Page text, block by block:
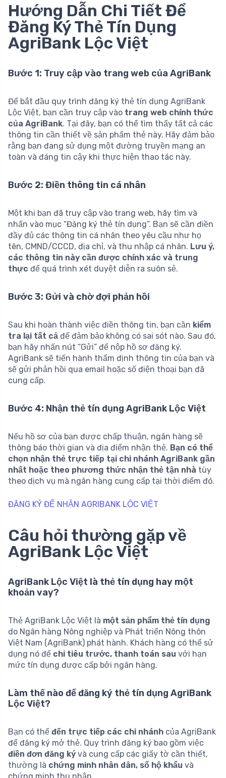
Hướng Dẫn Chi Tiết Để
Đăng Ký Thẻ Tín Dụng
AgriBank Lộc Việt
Bước 1: Truy cập vào trang web của AgriBank
Để bắt đầu quy trình đăng ký thẻ tín dụng AgriBank
Lộc Việt, bạn cần truy cập vào trang web chính thức
của AgriBank. Tại đây, bạn có thể tìm thấy tất cả các
thông tin cần thiết về sản phẩm thẻ này. Hãy đảm bảo
rằng bạn đang sử dụng một đường truyền mạng an
toàn và đáng tin cậy khi thực hiện thao tác này.
Bước 2: Điền thông tin cá nhân
Một khi bạn đã truy cập vào trang web, hãy tìm và
nhấn vào mục “Đăng ký thẻ tín dụng”. Bạn sẽ cần điền
đầy đủ các thông tin cá nhân theo yêu cầu như họ
tên, CMND/CCCD, địa chỉ, và thu nhập cá nhân. Lưu ý,
các thông tin này cần được chính xác và trung
thực để quá trình xét duyệt diễn ra suôn sẻ.
Bước 3: Gửi và chờ đợi phản hồi
Sau khi hoàn thành việc điền thông tin, bạn cần kiểm
tra lại tất cả để đảm bảo không có sai sót nào. Sau đó,
bạn hãy nhấn nút “Gửi” để nộp hồ sơ đăng ký.
AgriBank sẽ tiến hành thẩm định thông tin của bạn và
sẽ gửi phản hồi qua email hoặc số điện thoại bạn đã
cung cấp.
Bước 4: Nhận thẻ tín dụng AgriBank Lộc Việt
Nếu hồ sơ của bạn được chấp thuận, ngân hàng sẽ
thông báo thời gian và địa điểm nhận thẻ. Bạn có thể
chọn nhận thẻ trực tiếp tại chi nhánh AgriBank gần
nhất hoặc theo phương thức nhận thẻ tận nhà tùy
theo dịch vụ mà ngân hàng cung cấp tại thời điểm đó.
ĐĂNG KÝ ĐỂ NHẬN AGRIBANK LỘC VIỆT
Câu hỏi thường gặp về
AgriBank Lộc Việt
AgriBank Lộc Việt là thẻ tín dụng hay một
khoản vay?
Thẻ AgriBank Lộc Việt là một sản phẩm thẻ tín dụng
do Ngân hàng Nông nghiệp và Phát triển Nông thôn
Việt Nam (AgriBank) phát hành. Khách hàng có thể sử
dụng nó để chi tiêu trước, thanh toán sau với hạn
mức tín dụng được cấp bởi ngân hàng.
Làm thế nào để đăng ký thẻ tín dụng AgriBank
Lộc Việt?
Bạn có thể đến trực tiếp các chi nhánh của AgriBank
để đăng ký mở thẻ. Quy trình đăng ký bao gồm việc
điền đơn đăng ký và cung cấp các giấy tờ cần thiết,
thường là chứng minh nhân dân, sổ hộ khẩu và